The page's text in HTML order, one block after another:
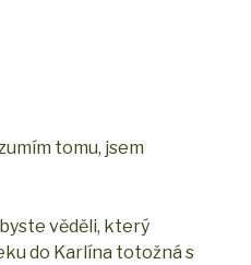
tomu, jsem
věděli, který
do Karlína totožná s